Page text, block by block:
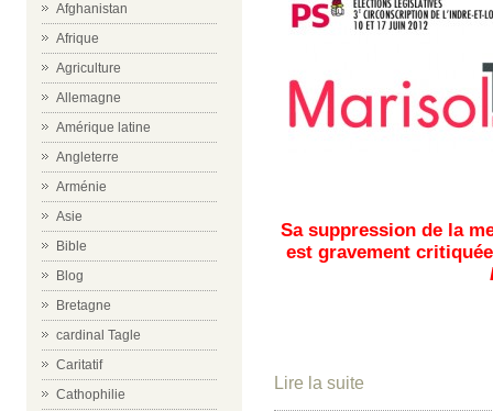
Afghanistan
Afrique
Agriculture
Allemagne
Amérique latine
Angleterre
Arménie
Asie
Bible
Blog
Bretagne
cardinal Tagle
Caritatif
Cathophilie
Sa suppression de la
est gravement
Lire la suite